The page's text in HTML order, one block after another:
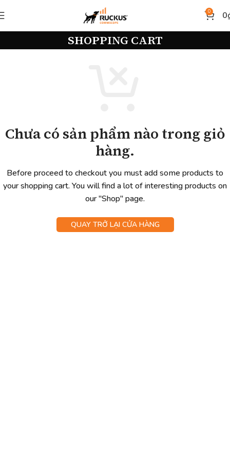
0 0
SHOPPING CART
Chưa có sản phẩm nào trong giỏ
hàng.
Before proceed to checkout you must add some products to
your shopping cart. You will find a lot of interesting products on
our "Shop" page.
QUAY TRỞ LẠI CỬA HÀNG